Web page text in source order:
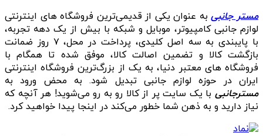
مستر جانبیبه عنوان یکی از قدیمی‌ترین فروشگاه های اینترنتی
لوازم جانبی کامپیوتر، موبایل و شبکه با بیش از یک دهه تجربه،
با پایبندی به سه اصل کلیدی، پرداخت در محل، ۷ روز ضمانت
بازگشت کالا و تضمین اصالت کالا، موفق شده تا همگام با
فروشگاه‌ های معتبر دنیا، به یک از بزرگ‌ترین فروشگاه اینترنتی
ایران در حوزه لوازم جانبی تبدیل شود. به محض ورود به
مسترجانبی با یک سایت پر از کالا رو به رو می‌شوید! هر آنچه که
نیاز دارید و به ذهن شما خطور می‌کند در اینجا پیدا خواهید کرد.